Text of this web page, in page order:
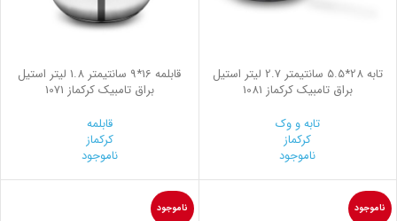
تابه 28*5.5 سانتیمتر 2.7 لیتر استیل
براق تامبیک کرکماز 1081
تابه و وک
کرکماز
ناموجود
قابلمه 16*9 سانتیمتر 1.8 لیتر استیل
براق تامبیک کرکماز 1071
قابلمه
کرکماز
ناموجود
ناموجود ناموجود